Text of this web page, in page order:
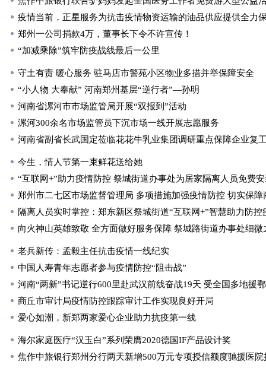
疫情当前，正星服务为抗击疫情物资运输的油品供应提供全力
郑州一公司捐款4万，董事长下令不许宣传！
“加减乘除”筑牢防疫战线最后一公里
守土有责 暖心服务 驻马店市警苑小区物业多措并举保障安全
“小人物 大奉献” 河南郑州基层“逆行者”—孙明
河南省漯河市市场监管局开展“双报到”活动
漯河300余名市场监管员下沉市场一线开展志愿服务
河南省副省长武国定莅临花花牛乳业集团调研重点保障企业复
今生，情人节第一束鲜花送给她
“互联网+”助力疫情防控 祭城街道办事处为居家隔离人员免费
郑州市二七区市场监督管理局 多项措施加强疫情防控 切实保
隔离人员实时掌控：郑东新区祭城街道“互联网+”智慧助力防控
向火神山英雄致敬 全方面做好服务保障 祭城路街道办事处细
老兵新传：孟毅主任抗击疫情一线纪实
中国人寿青年志愿者参与疫情防控“阻击战”
河南“两新”书记逆行600里赴武汉前线奋战19天 受全国多地援
商丘市审计局疫情防控跟踪审计工作实现良好开局
爱心如潮，新郑两家爱心企业助力抗疫第一线
海尔家庭医疗“汉玉白”系列荣膺2020德国IF产品设计奖
焦作中旅银行郑州分行两天新增500万元专项授信额度驰援医院